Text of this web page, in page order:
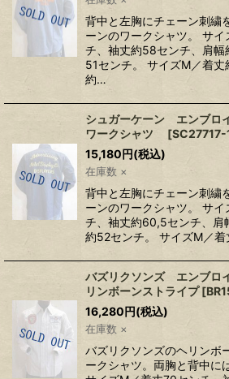
背中と左胸にチェーン刺繍
ーンのワークシャツ。 サ
チ、袖丈約58センチ、肩幅
51センチ。 サイズM／着
約…
シュガーケーン エンブ
ワークシャツ
[
15,180円(税込)
在庫数 ×
背中と左胸にチェーン刺繍
ーンのワークシャツ。 サイ
チ、袖丈約60,5センチ、肩
約52センチ。 サイズM／
バズリクソンズ エンブロ
リンボーンストライプ [
16,280円(税込)
在庫数 ×
バズリクソンズのヘリンボ
ークシャツ。両胸と背中に